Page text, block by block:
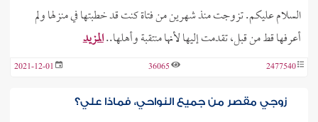
السلام عليكم. تزوجت منذ شهرين من فتاة كنت قد خطبتها في منزلها ولم
أعرفها قط من قبل، تقدمت إليها لأنها منتقبة وأهلها..المزيد
2477540
36065
2021-12-01
زوجي مقصر من جميع النواحي، فماذا علي؟